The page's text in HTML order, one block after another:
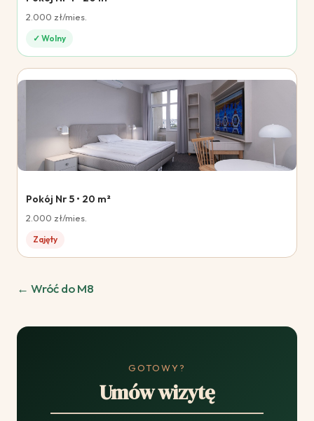
2.000 zł/mies.
✓ Wolny
Pokój Nr 5 • 20 m²
2.000 zł/mies.
Zajęty
← Wróć do M8
GOTOWY?
Umów wizytę